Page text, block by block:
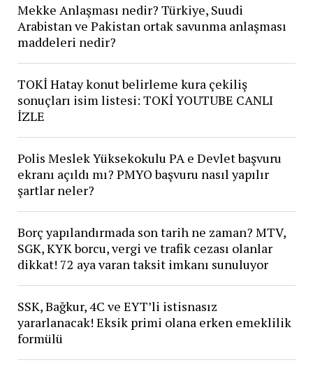
Mekke Anlaşması nedir? Türkiye, Suudi
Arabistan ve Pakistan ortak savunma anlaşması
maddeleri nedir?
TOKİ Hatay konut belirleme kura çekiliş
sonuçları isim listesi: TOKİ YOUTUBE CANLI
İZLE
Polis Meslek Yüksekokulu PA e Devlet başvuru
ekranı açıldı mı? PMYO başvuru nasıl yapılır
şartlar neler?
Borç yapılandırmada son tarih ne zaman? MTV,
SGK, KYK borcu, vergi ve trafik cezası olanlar
dikkat! 72 aya varan taksit imkanı sunuluyor
SSK, Bağkur, 4C ve EYT’li istisnasız
yararlanacak! Eksik primi olana erken emeklilik
formülü